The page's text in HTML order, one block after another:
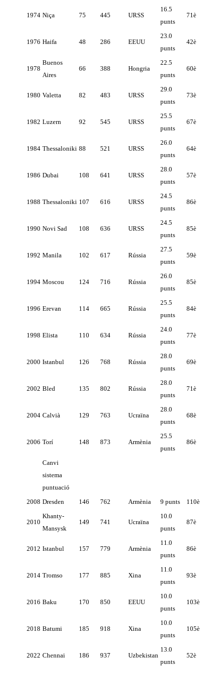
1974 Niça 75 445 URSS
16.5
punts
71è
1976 Haifa 48 286 EEUU
23.0
punts
42è
1978
Buenos
Aires
66 388 Hongria
22.5
punts
60è
1980 Valetta 82 483 URSS
29.0
punts
73è
1982 Luzern 92 545 URSS
25.5
punts
67è
1984 Thessaloniki 88 521 URSS
26.0
punts
64è
1986 Dubai 108 641 URSS
28.0
punts
57è
1988 Thessaloniki 107 616 URSS
24.5
punts
86è
1990 Novi Sad 108 636 URSS
24.5
punts
85è
1992 Manila 102 617 Rússia
27.5
punts
59è
1994 Moscou 124 716 Rússia
26.0
punts
85è
1996 Erevan 114 665 Rússia
25.5
punts
84è
1998 Elista 110 634 Rússia
24.0
punts
77è
2000 Istanbul 126 768 Rússia
28.0
punts
69è
2002 Bled 135 802 Rússia
28.0
punts
71è
2004 Calvià 129 763 Ucraïna
28.0
punts
68è
2006 Torí 148 873 Armènia
25.5
punts
86è
Canvi
sistema
puntuació
2008 Dresden 146 762 Armènia 9 punts 110è
2010
Khanty-
Mansysk
149 741 Ucraïna
10.0
punts
87è
2012 Istanbul 157 779 Armènia
11.0
punts
86è
2014 Tromso 177 885 Xina
11.0
punts
93è
2016 Baku 170 850 EEUU
10.0
punts
103è
2018 Batumi 185 918 Xina
10.0
punts
105è
2022 Chennai 186 937 Uzbekistan
13.0
punts
52è